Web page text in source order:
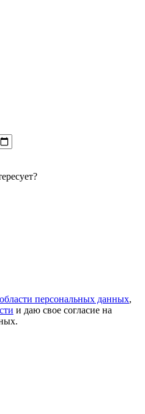
персональных данных,
и даю свое согласие на